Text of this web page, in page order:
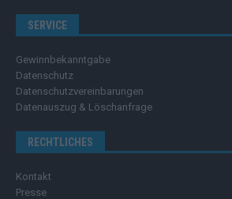
SERVICE
Gewinnbekanntgabe
Datenschutz
Datenschutzvereinbarungen
Datenauszug & Löschanfrage
RECHTLICHES
Kontakt
Presse